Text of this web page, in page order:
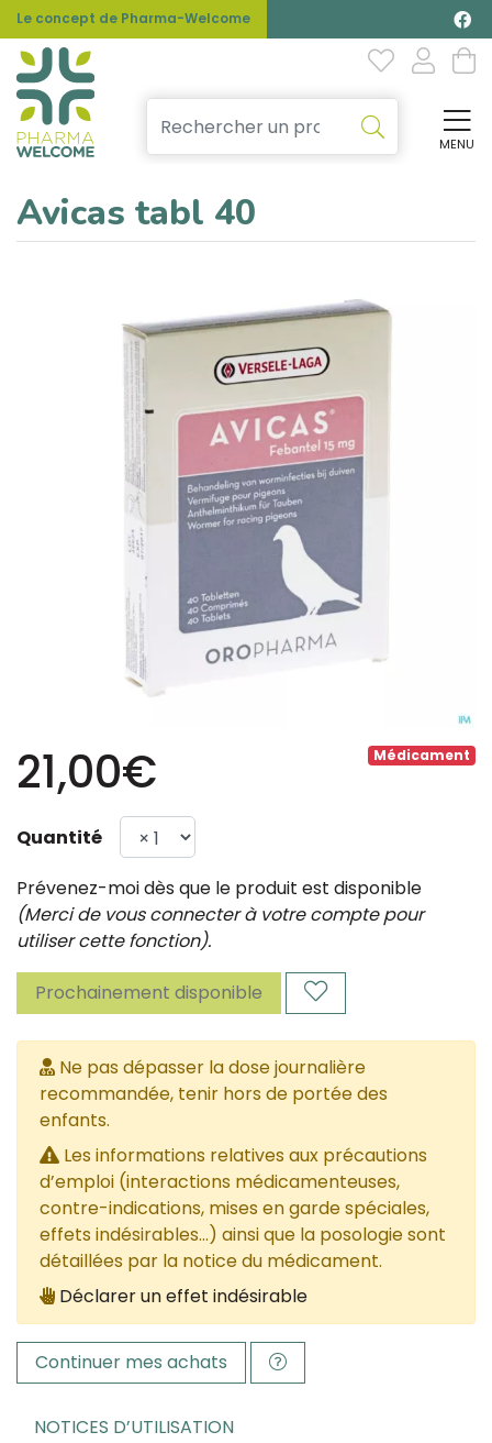
Le concept de Pharma-Welcome
MENU
Avicas tabl 40
Médicament
21,00€
Quantité
Prévenez-moi dès que le produit est disponible
(Merci de vous connecter à votre compte pour
utiliser cette fonction).
Prochainement disponible
Ne pas dépasser la dose journalière
recommandée, tenir hors de portée des
enfants.
Les informations relatives aux précautions
d’emploi (interactions médicamenteuses,
contre-indications, mises en garde spéciales,
effets indésirables...) ainsi que la posologie sont
détaillées par la notice du médicament.
Déclarer un effet indésirable
Continuer mes achats
NOTICES D’UTILISATION